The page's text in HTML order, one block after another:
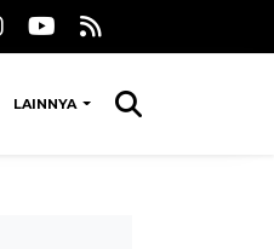
LAINNYA